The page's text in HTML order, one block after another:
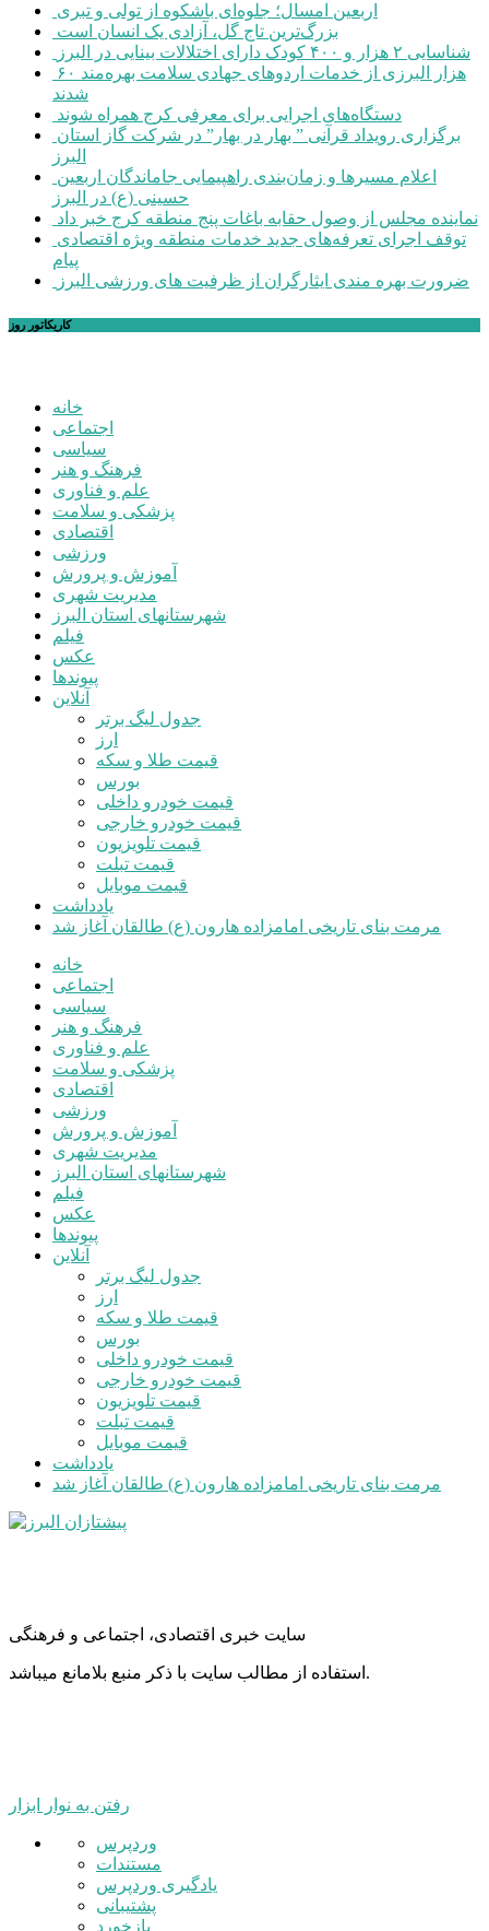
اربعین امسال؛ جلوه‌ای باشکوه از تولی و تبری
بزرگ‌ترین تاج گل، آزادی یک انسان است
شناسایی ۲ هزار و ۴۰۰ کودک دارای اختلالات بینایی در البرز
۶۰ هزار البرزی از خدمات اردوهای جهادی سلامت بهره‌مند
شدند
دستگاه‌های اجرایی برای معرفی کرج همراه شوند
البرز
حسینی (ع) در البرز
نماینده مجلس از وصول حقابه باغات پنج منطقه کرج خبر داد
پیام
ضرورت بهره مندی ایثارگران از ظرفیت های ورزشی البرز
کاریکاتور روز
خانه
اجتماعی
سیاسی
فرهنگ و هنر
علم و فناوری
پزشکی و سلامت
اقتصادی
ورزشی
آموزش و پرورش
مدیریت شهری
شهرستانهای استان البرز
فیلم
عکس
پیوندها
آنلاین
جدول لیگ برتر
ارز
قیمت طلا و سکه
بورس
قیمت خودرو داخلی
قیمت خودرو خارجی
قیمت تلویزیون
قیمت تبلت
قیمت موبایل
یادداشت
مرمت بنای تاریخی امامزاده هارون (ع) طالقان آغاز شد
خانه
اجتماعی
سیاسی
فرهنگ و هنر
علم و فناوری
پزشکی و سلامت
اقتصادی
ورزشی
آموزش و پرورش
مدیریت شهری
شهرستانهای استان البرز
فیلم
عکس
پیوندها
آنلاین
جدول لیگ برتر
ارز
قیمت طلا و سکه
بورس
قیمت خودرو داخلی
قیمت خودرو خارجی
قیمت تلویزیون
قیمت تبلت
قیمت موبایل
یادداشت
مرمت بنای تاریخی امامزاده هارون (ع) طالقان آغاز شد
سایت خبری اقتصادی، اجتماعی و فرهنگی
استفاده از مطالب سایت با ذکر منبع بلامانع میباشد.
رفتن به نوار ابزار
درباره
وردپرس
وردپرس
مستندات
یادگیری وردپرس
پشتیبانی
بازخورد